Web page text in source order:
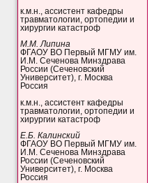
к.м.н., ассистент кафедры
травматологии, ортопедии и
хирургии катастроф
М.М. Липина
ФГАОУ ВО Первый МГМУ им.
И.М. Сеченова Минздрава
России (Сеченовский
Университет), г. Москва
Россия
к.м.н., ассистент кафедры
травматологии, ортопедии и
хирургии катастроф
Е.Б. Калинский
ФГАОУ ВО Первый МГМУ им.
И.М. Сеченова Минздрава
России (Сеченовский
Университет), г. Москва
Россия